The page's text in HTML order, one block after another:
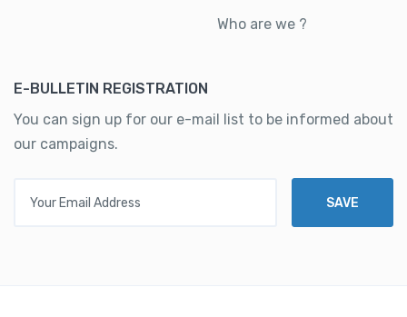
Who are we ?
E-BULLETIN REGISTRATION
You can sign up for our e-mail list to be informed about
our campaigns.
SAVE